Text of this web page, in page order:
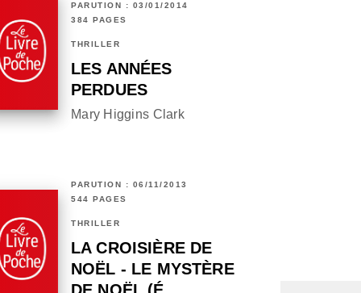
PARUTION : 03/01/2014
384 PAGES
THRILLER
LES ANNÉES
PERDUES
Mary Higgins Clark
PARUTION : 06/11/2013
544 PAGES
THRILLER
LA CROISIÈRE DE
NOËL - LE MYSTÈRE